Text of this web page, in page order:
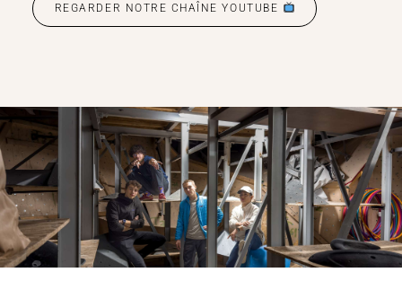
REGARDER NOTRE CHAÎNE YOUTUBE